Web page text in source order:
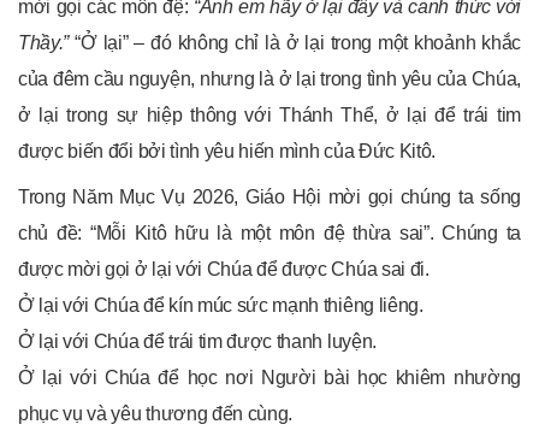
mời gọi các môn đệ: “Anh em hãy ở lại đây và canh thức với
Thầy.”“Ở lại” – đó không chỉ là ở lại trong một khoảnh khắc
của đêm cầu nguyện, nhưng là ở lại trong tình yêu của Chúa,
ở lại trong sự hiệp thông với Thánh Thể, ở lại để trái tim
được biến đổi bởi tình yêu hiến mình của Đức Kitô.
Trong Năm Mục Vụ 2026, Giáo Hội mời gọi chúng ta sống
chủ đề: “Mỗi Kitô hữu là một môn đệ thừa sai”. Chúng ta
được mời gọi ở lại với Chúa để được Chúa sai đi.
Ở lại với Chúa để kín múc sức mạnh thiêng liêng.
Ở lại với Chúa để trái tim được thanh luyện.
Ở lại với Chúa để học nơi Người bài học khiêm nhường
phục vụ và yêu thương đến cùng.